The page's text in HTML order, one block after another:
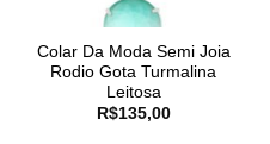
Colar Da Moda Semi Joia
Rodio Gota Turmalina
Leitosa
R$135,00